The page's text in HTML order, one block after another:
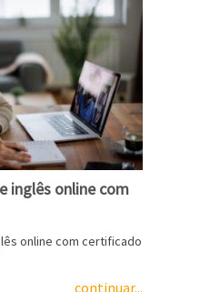
inglês online com
online com certificado
continuar...